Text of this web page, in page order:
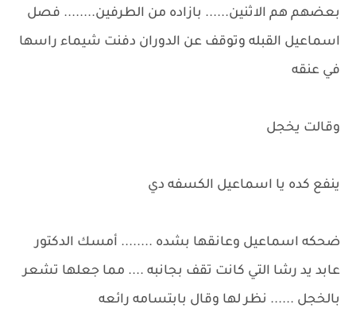
بعضهم هم الاثنين...... بازاده من الطرفين........ فصل
اسماعيل القبله وتوقف عن الدوران دفنت شيماء راسها
في عنقه
وقالت يخجل
ينفع كده يا اسماعيل الكسفه دي
ضحكه اسماعيل وعانقها بشده ........ أمسك الدكتور
عابد يد رشا التي كانت تقف بجانبه .... مما جعلها تشعر
بالخجل ...... نظر لها وقال بابتسامه رائعه